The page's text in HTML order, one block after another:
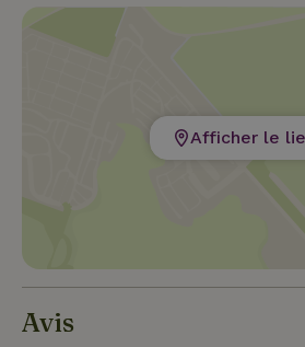
Afficher le
Avis